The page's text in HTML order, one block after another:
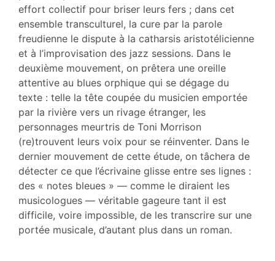
effort collectif pour briser leurs fers ; dans cet
ensemble transculturel, la cure par la parole
freudienne le dispute à la catharsis aristotélicienne
et à l’improvisation des jazz sessions. Dans le
deuxième mouvement, on prêtera une oreille
attentive au blues orphique qui se dégage du
texte : telle la tête coupée du musicien emportée
par la rivière vers un rivage étranger, les
personnages meurtris de Toni Morrison
(re)trouvent leurs voix pour se réinventer. Dans le
dernier mouvement de cette étude, on tâchera de
détecter ce que l’écrivaine glisse entre ses lignes :
des « notes bleues » — comme le diraient les
musicologues — véritable gageure tant il est
difficile, voire impossible, de les transcrire sur une
portée musicale, d’autant plus dans un roman.